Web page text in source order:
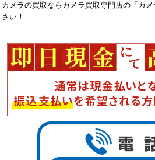
カメラの買取ならカメラ買取専門店の「カ
さい！